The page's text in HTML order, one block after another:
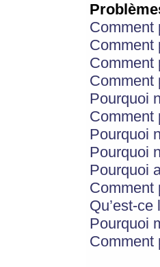
Comment
Comment
Comment
Comment
Pourquoi
Comment
Pourquoi
Pourquoi
Pourquoi
Comment
Qu’est-
Pourquoi
Comment